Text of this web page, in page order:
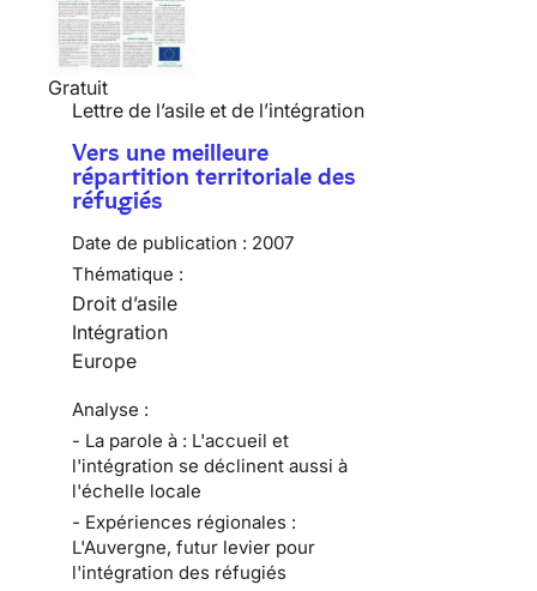
Gratuit
Lettre de l’asile et de l’intégration
Vers une meilleure
répartition territoriale des
réfugiés
Date de publication : 2007
Thématique :
Droit d’asile
Intégration
Europe
Analyse :
- La parole à : L'accueil et
l'intégration se déclinent aussi à
l'échelle locale
- Expériences régionales :
L'Auvergne, futur levier pour
l'intégration des réfugiés